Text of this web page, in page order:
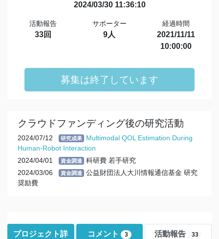
2024/03/30 11:36:10
活動報告
33回
サポーター
9人
経過時間
2021/11/11
10:00:00
募集は終了しています
クラウドファンディング後の研究活動
2024/07/12 研究成果
Multimodal QOL Estimation During
Human-Robot Interaction
2024/04/01
資金調達
科研費 若手研究
2024/03/06
資金調達
公益財団法人大川情報通信基金 研究
奨励費
プロジェクト詳
コメント 3 活動報告 33